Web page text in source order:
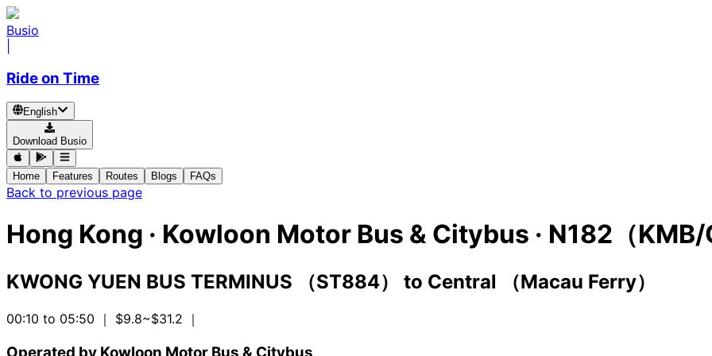
Busio
Ride on Time
English
Download Busio
Home Features Routes Blogs FAQs
Back to previous page
Hong Kong · Kowloon Motor Bus & Citybus · N182（KMB/
KWONG YUEN BUS TERMINUS （ST884） to Central （Macau Ferry）
00:10 to 05:50 ｜ $9.8~$31.2 ｜